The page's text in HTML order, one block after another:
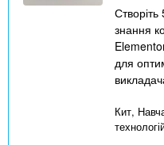
знання
для
Кит,